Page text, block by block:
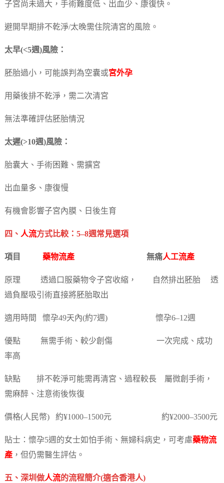
子宮尚未過大，手術難度低、出血少、康復快。
避開早期排不乾淨/太晚需住院清宮的風險。
太早(<5週)風險：
胚胎過小，可能誤判為空囊或宮外孕
用藥後排不乾淨，需二次清宮
無法準確評估胚胎情況
太遲(>10週)風險：
胎囊大、手術困難、需擴宮
出血量多、康復慢
有機會影響子宮內膜、日後生育
四、 人流方式比較：5–8週常見選項
項目 藥物流產無痛人工流產
原理 透過口服藥物令子宮收縮， 自然排出胚胎 透
過負壓吸引術直接將胚胎取出
適用時間 懷孕49天內(約7週) 懷孕6–12週
優點 無需手術、較少創傷 一次完成、成功
率高
缺點 排不乾淨可能需再清宮、過程較長 屬微創手術，
需麻醉、注意術後恢復
價格(人民幣) 約¥1000–1500元 約¥2000–3500元
貼士：懷孕5週的女士如怕手術、無婦科病史，可考慮藥物流
產，但仍需醫生評估。
五、深圳做人流的流程簡介(適合香港人)